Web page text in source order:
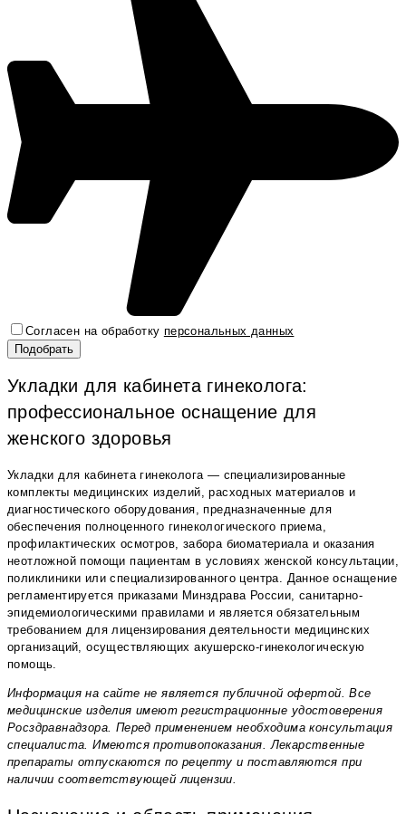
Согласен на обработку персональных данных
Укладки для кабинета гинеколога:
профессиональное оснащение для
женского здоровья
Укладки для кабинета гинеколога — специализированные
комплекты медицинских изделий, расходных материалов и
диагностического оборудования, предназначенные для
обеспечения полноценного гинекологического приема,
профилактических осмотров, забора биоматериала и оказания
неотложной помощи пациентам в условиях женской консультации,
поликлиники или специализированного центра. Данное оснащение
регламентируется приказами Минздрава России, санитарно-
эпидемиологическими правилами и является обязательным
требованием для лицензирования деятельности медицинских
организаций, осуществляющих акушерско-гинекологическую
помощь.
Информация на сайте не является публичной офертой. Все
медицинские изделия имеют регистрационные удостоверения
Росздравнадзора. Перед применением необходима консультация
специалиста. Имеются противопоказания. Лекарственные
препараты отпускаются по рецепту и поставляются при
наличии соответствующей лицензии.